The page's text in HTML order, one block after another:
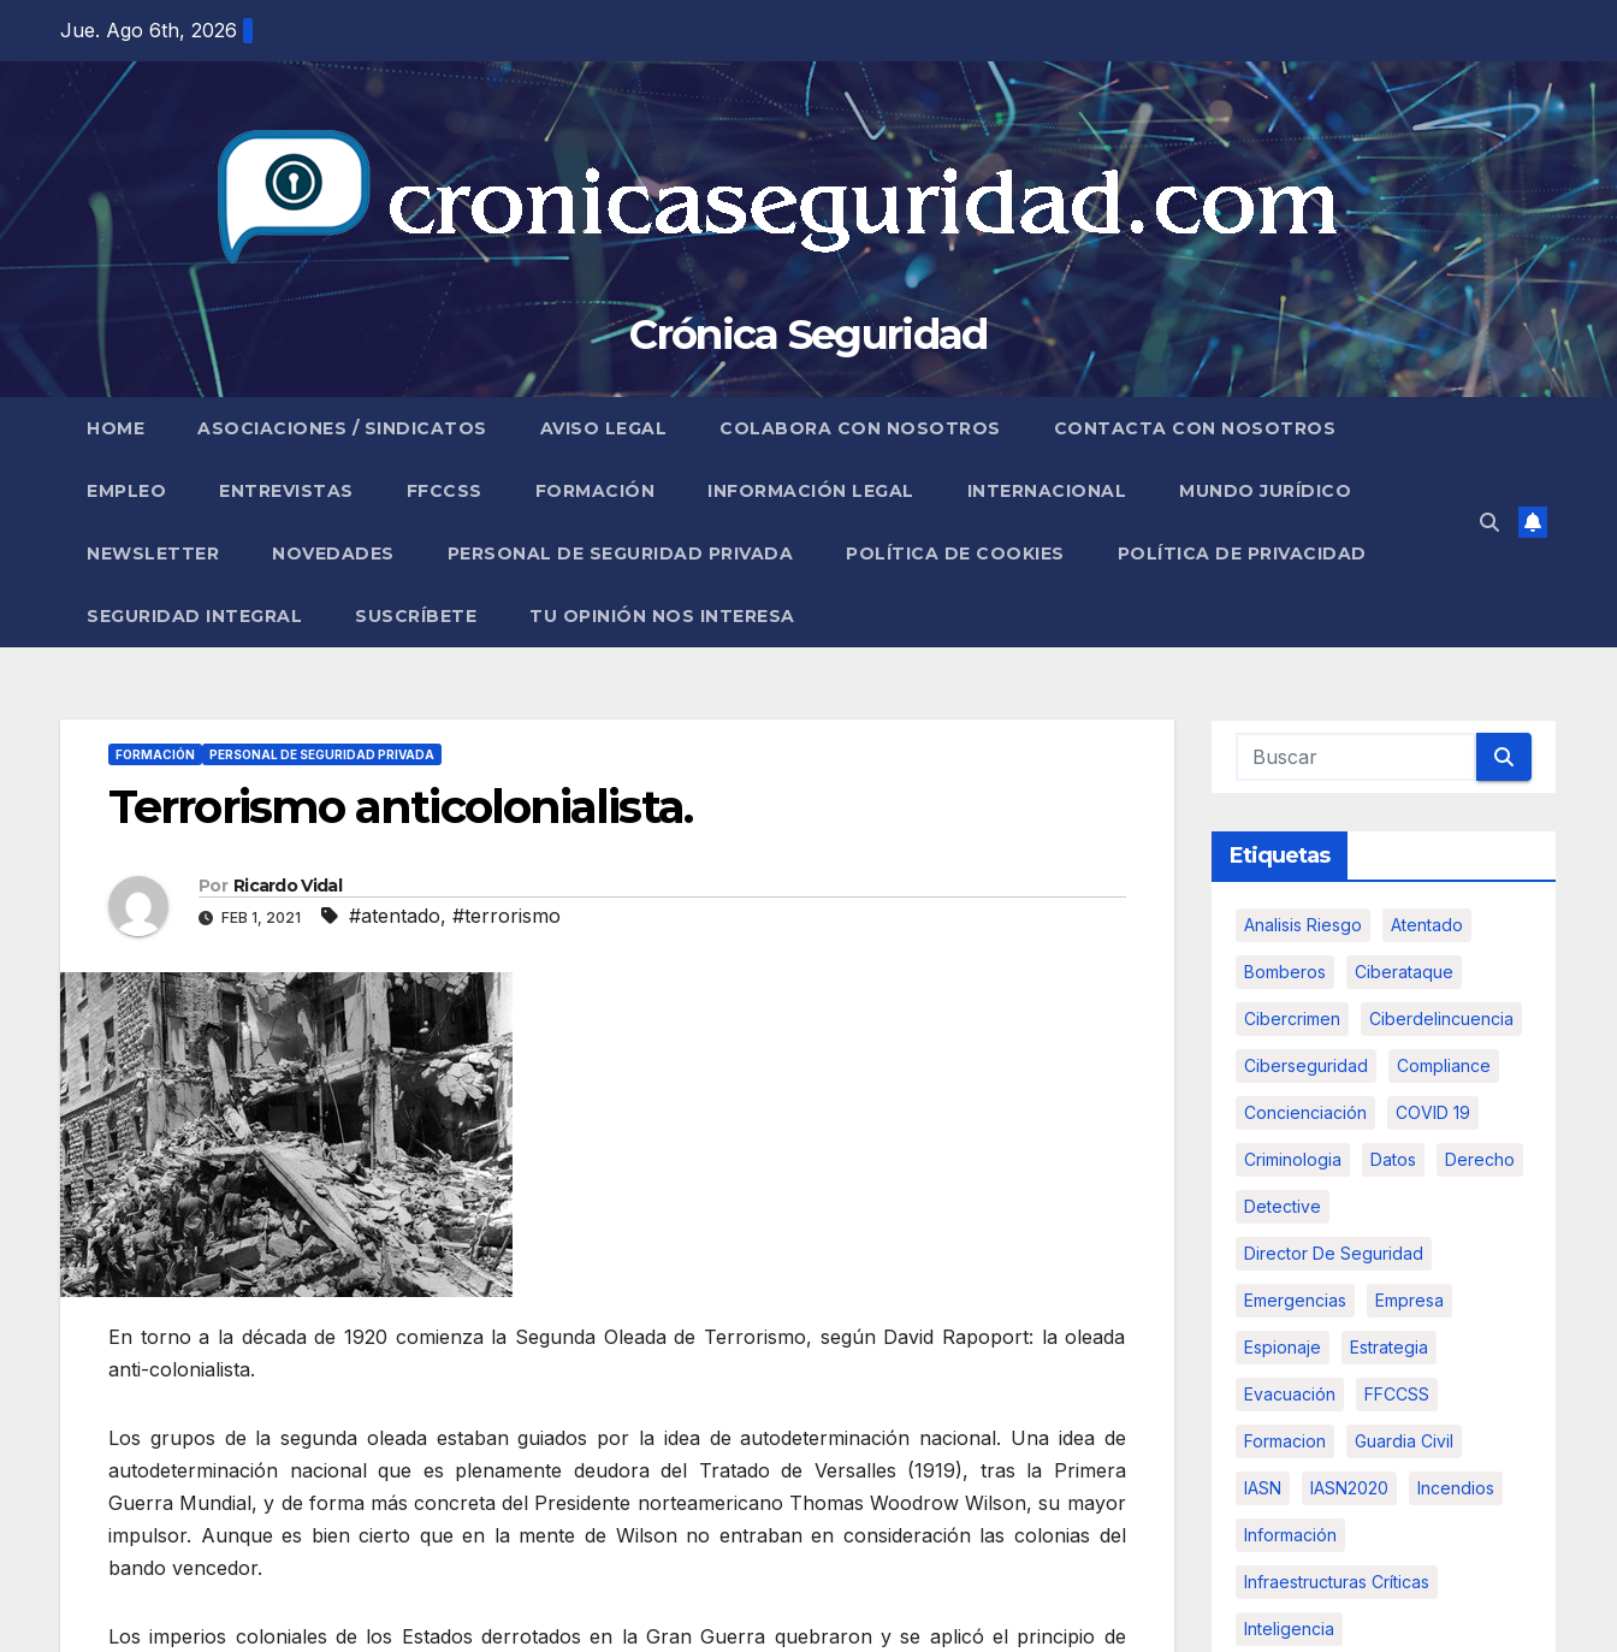
contenido
Jue. Ago 6th, 2026
Crónica Seguridad
HOME ASOCIACIONES / SINDICATOS AVISO LEGAL COLABORA CON NOSOTROS CONTACTA CON NOSOTROS
EMPLEO ENTREVISTAS FFCCSS FORMACIÓN INFORMACIÓN LEGAL INTERNACIONAL MUNDO JURÍDICO
NEWSLETTER NOVEDADES PERSONAL DE SEGURIDAD PRIVADA POLÍTICA DE COOKIES POLÍTICA DE PRIVACIDAD
SEGURIDAD INTEGRAL SUSCRÍBETE TU OPINIÓN NOS INTERESA
FORMACIÓN PERSONAL DE SEGURIDAD PRIVADA
Terrorismo anticolonialista.
Por Ricardo Vidal
FEB 1, 2021 #atentado, #terrorismo
En torno a la década de 1920 comienza la Segunda Oleada de Terrorismo, según David Rapoport: la oleada
anti-colonialista.
Los grupos de la segunda oleada estaban guiados por la idea de autodeterminación nacional. Una idea de
autodeterminación nacional que es plenamente deudora del Tratado de Versalles (1919), tras la Primera
Guerra Mundial, y de forma más concreta del Presidente norteamericano Thomas Woodrow Wilson, su mayor
impulsor. Aunque es bien cierto que en la mente de Wilson no entraban en consideración las colonias del
bando vencedor.
Los imperios coloniales de los Estados derrotados en la Gran Guerra quebraron y se aplicó el principio de
Etiquetas
Analisis Riesgo Atentado
Bomberos Ciberataque
Cibercrimen Ciberdelincuencia
Ciberseguridad Compliance
Concienciación COVID 19
Criminologia Datos Derecho
Detective
Director De Seguridad
Emergencias Empresa
Espionaje Estrategia
Evacuación FFCCSS
Formacion Guardia Civil
IASN IASN2020 Incendios
Información
Infraestructuras Críticas
Inteligencia